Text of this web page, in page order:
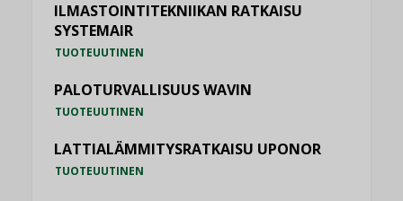
ILMASTOINTITEKNIIKAN RATKAISU
SYSTEMAIR
TUOTEUUTINEN
PALOTURVALLISUUS WAVIN
TUOTEUUTINEN
LATTIALÄMMITYSRATKAISU UPONOR
TUOTEUUTINEN